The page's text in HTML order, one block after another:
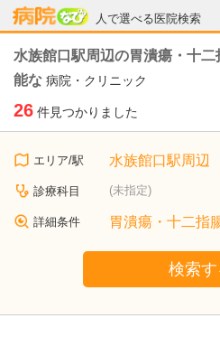
人で選べる医院検索
病院なび
水族館口駅周辺の胃潰瘍・十
能な 病院・クリニック
26 件見つかりました
エリア/駅 水族館口駅周辺
診療科目 (未指定)
詳細条件 胃潰瘍・十二指
検索す